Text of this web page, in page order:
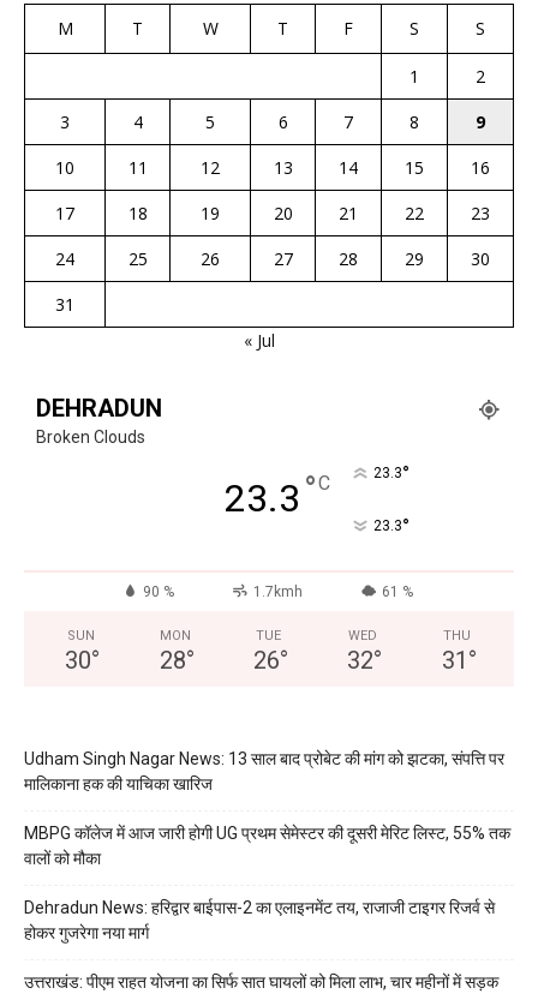
M T W T F S S
1
2
3
4 5 6 7 8
9
10
11 12 13 14 15
16
17
18 19 20 21 22
23
24
25 26 27 28 29
30
31
« Jul
DEHRADUN
Broken Clouds
23.3 °C 23.3°
23.3°
90 % 1.7kmh 61 %
SUN
30°
MON
28°
TUE
26°
WED
32°
THU
31 °
Udham Singh Nagar News: 13 साल बाद प्रोबेट की मांग को झटका, संपत्ति पर
मालिकाना हक की याचिका खारिज
MBPG कॉलेज में आज जारी होगी UG प्रथम सेमेस्टर की दूसरी मेरिट लिस्ट, 55% तक
वालों को मौका
Dehradun News: हरिद्वार बाईपास-2 का एलाइनमेंट तय, राजाजी टाइगर रिजर्व से
होकर गुजरेगा नया मार्ग
उत्तराखंड: पीएम राहत योजना का सिर्फ सात घायलों को मिला लाभ, चार महीनों में सड़क